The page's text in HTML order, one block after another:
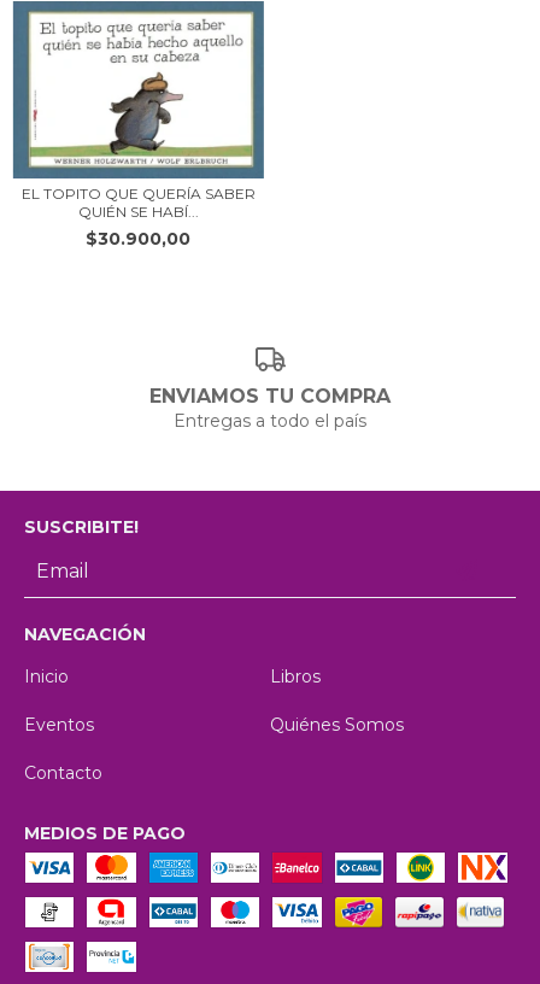
EL TOPITO QUE QUERÍA SABER
QUIÉN SE HABÍ...
$30.900,00
ENVIAMOS TU COMPRA
Entregas a todo el país
SUSCRIBITE!
NAVEGACIÓN
Inicio
Libros
Eventos Quiénes Somos
Contacto
MEDIOS DE PAGO